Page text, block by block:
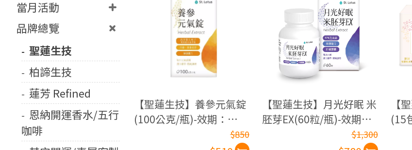
當月活動
品牌總覽
聖蓮生技
柏諦生技
蓮芳 Refined
恩納開運香水/五行
咖啡
【聖蓮生技】養參元氣錠
(100公克/瓶)-效期：
$850
【聖蓮生技】月光好眠 米
胚芽EX(60粒/瓶)-效期：
$1,300
【
(15